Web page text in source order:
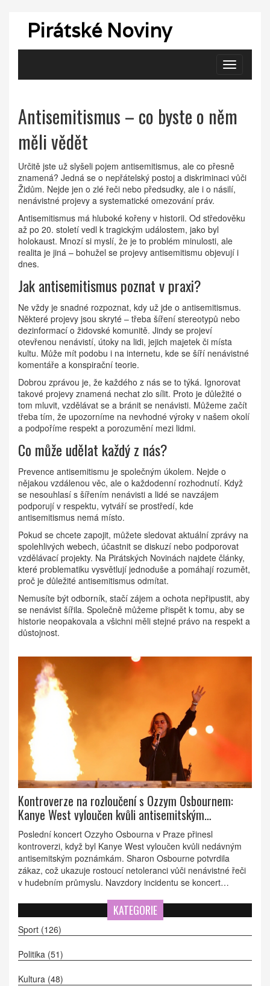
Pirátské Noviny
Zobrazit
navigaci
Antisemitismus – co byste o něm
měli vědět
Určitě jste už slyšeli pojem antisemitismus, ale co přesně
znamená? Jedná se o nepřátelský postoj a diskriminaci vůči
Židům. Nejde jen o zlé řeči nebo předsudky, ale i o násilí,
nenávistné projevy a systematické omezování práv.
Antisemitismus má hluboké kořeny v historii. Od středověku
až po 20. století vedl k tragickým událostem, jako byl
holokaust. Mnozí si myslí, že je to problém minulosti, ale
realita je jiná – bohužel se projevy antisemitismu objevují i
dnes.
Jak antisemitismus poznat v praxi?
Ne vždy je snadné rozpoznat, kdy už jde o antisemitismus.
Některé projevy jsou skryté – třeba šíření stereotypů nebo
dezinformací o židovské komunitě. Jindy se projeví
otevřenou nenávistí, útoky na lidi, jejich majetek či místa
kultu. Může mít podobu i na internetu, kde se šíří nenávistné
komentáře a konspirační teorie.
Dobrou zprávou je, že každého z nás se to týká. Ignorovat
takové projevy znamená nechat zlo sílit. Proto je důležité o
tom mluvit, vzdělávat se a bránit se nenávisti. Můžeme začít
třeba tím, že upozorníme na nevhodné výroky v našem okolí
a podpoříme respekt a porozumění mezi lidmi.
Co může udělat každý z nás?
Prevence antisemitismu je společným úkolem. Nejde o
nějakou vzdálenou věc, ale o každodenní rozhodnutí. Když
se nesouhlasí s šířením nenávisti a lidé se navzájem
podporují v respektu, vytváří se prostředí, kde
antisemitismus nemá místo.
Pokud se chcete zapojit, můžete sledovat aktuální zprávy na
spolehlivých webech, účastnit se diskuzí nebo podporovat
vzdělávací projekty. Na Pirátských Novinách najdete články,
které problematiku vysvětlují jednoduše a pomáhají rozumět,
proč je důležité antisemitismus odmítat.
Nemusíte být odborník, stačí zájem a ochota nepřipustit, aby
se nenávist šířila. Společně můžeme přispět k tomu, aby se
historie neopakovala a všichni měli stejné právo na respekt a
důstojnost.
Kontroverze na rozloučení s Ozzym Osbournem:
Kanye West vyloučen kvůli antisemitským
poznámkám
Poslední koncert Ozzyho Osbourna v Praze přinesl
kontroverzi, když byl Kanye West vyloučen kvůli nedávným
antisemitským poznámkám. Sharon Osbourne potvrdila
zákaz, což ukazuje rostoucí netoleranci vůči nenávistné řeči
v hudebním průmyslu. Navzdory incidentu se koncert
pokračuje dalšími evropskými i severoamerickými termíny.
KATEGORIE
Sport (126)
Politika (51)
Kultura (48)